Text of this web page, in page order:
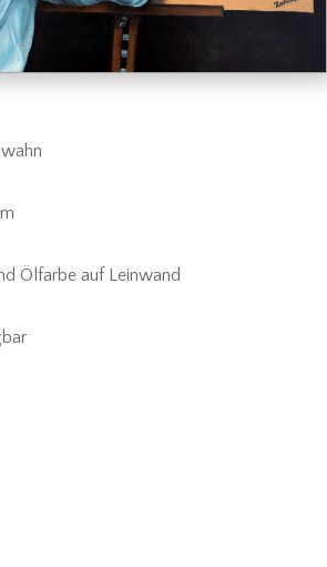
Ölfarbe auf Leinwand